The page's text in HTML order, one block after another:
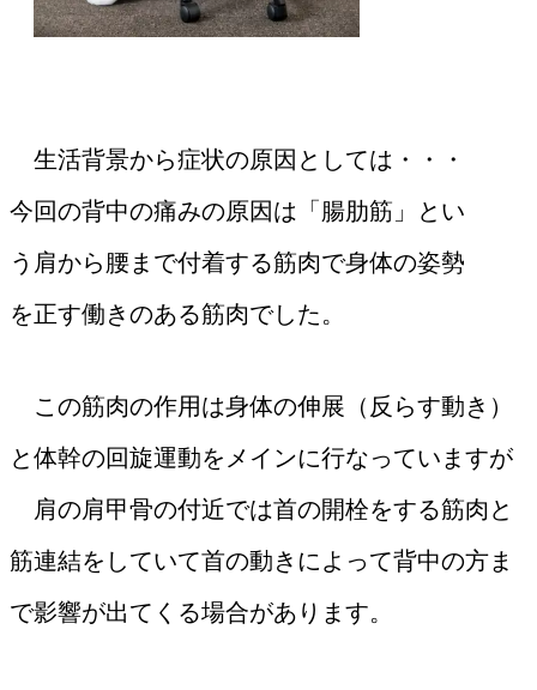
生活背景から症状の原因としては・・・
今回の背中の痛みの原因は「腸肋筋」とい
う肩から腰まで付着する筋肉で身体の姿勢
を正す働きのある筋肉でした。
この筋肉の作用は身体の伸展（反らす動き）
と体幹の回旋運動をメインに行なっていますが
肩の肩甲骨の付近では首の開栓をする筋肉と
筋連結をしていて首の動きによって背中の方ま
で影響が出てくる場合があります。